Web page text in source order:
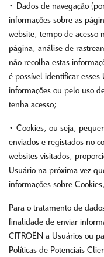
• Dados de navegação
informações sobre as
website, tempo de acesso
página, análise de
não recolha estas
é possível identificar
informações ou pelo uso
tenha acesso;
• Cookies, ou seja,
enviados e registados no
websites visitados,
Usuário na próxima vez
informações sobre
Para o tratamento de
finalidade de enviar
CITROËN a Usuários ou
Políticas de Potenciais